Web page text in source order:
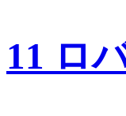
11 ロ